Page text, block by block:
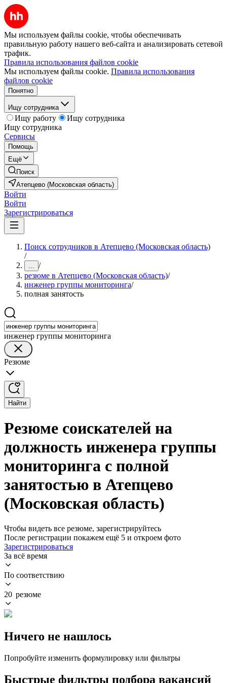
Мы используем файлы cookie, чтобы обеспечивать
правильную работу нашего веб-сайта и анализировать сетевой
трафик.
Правила использования файлов cookie
Мы используем файлы cookie. Правила использования
файлов cookie
Понятно
Ищу сотрудника
Ищу работу
Ищу сотрудника
Ищу сотрудника
Сервисы
Помощь
Ещё
Поиск
Атепцево (Московская область)
Войти
Войти
Зарегистрироваться
Поиск сотрудников в Атепцево (Московская область)
/
... /
резюме в Атепцево (Московская область)/
инженер группы мониторинга/
полная занятость
инженер группы мониторинга
Резюме
Найти
Резюме соискателей на
должность инженера группы
мониторинга с полной
занятостью в Атепцево
(Московская область)
Чтобы видеть все резюме, зарегистрируйтесь
После регистрации покажем ещё 5 и откроем фото
Зарегистрироваться
За всё время
По соответствию
20 резюме
Ничего не нашлось
Попробуйте изменить формулировку или фильтры
Быстрые фильтры подбора вакансий